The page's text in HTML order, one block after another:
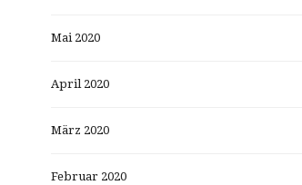
Mai 2020
April 2020
März 2020
Februar 2020